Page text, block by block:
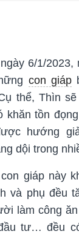
6/1/2023,
con giáp
thể, Thìn
khăn tồn
hướng
dội trong
giáp này
và phụ đều
làm công
tư… đều